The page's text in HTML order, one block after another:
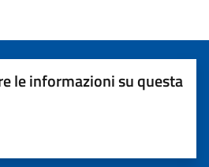
le informazioni su questa
stelle su 5
su 5
5